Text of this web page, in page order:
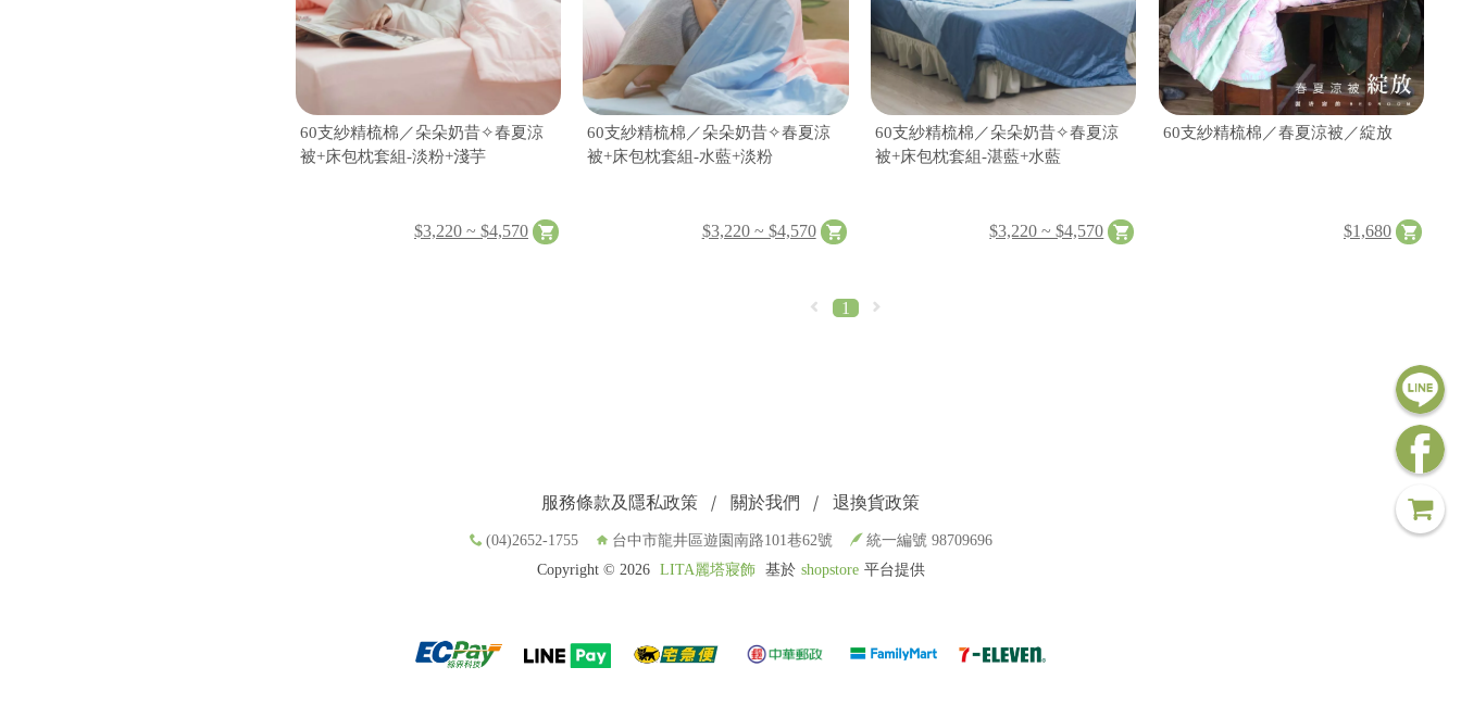
60支紗精梳棉／朵朵奶昔✧春夏涼
被+床包枕套組-淡粉+淺芋
$3,220 ~ $4,570
60支紗精梳棉／朵朵奶昔✧春夏涼
被+床包枕套組-水藍+淡粉
$3,220 ~ $4,570
60支紗精梳棉／朵朵奶昔✧春夏涼
被+床包枕套組-湛藍+水藍
$3,220 ~ $4,570
60支紗精梳棉／春夏涼被／綻放
$1,680
1
服務條款及隱私政策 關於我們 退換貨政策
(04)2652-1755 台中市龍井區遊園南路101巷62號
統一編號 98709696
Copyright © 2026 LITA麗塔寢飾 基於 shopstore 平台提供